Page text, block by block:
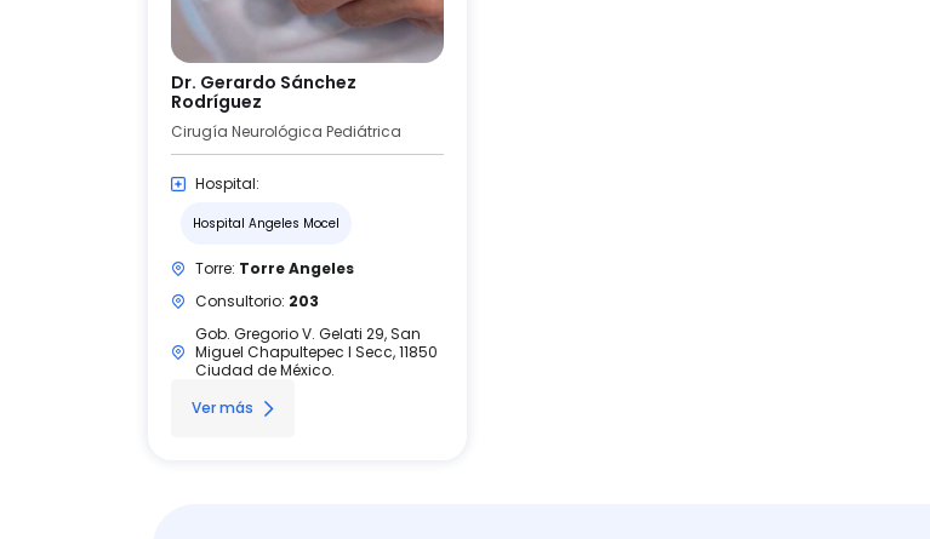
Dr. Gerardo Sánchez
Rodríguez
Cirugía Neurológica Pediátrica
Hospital:
Hospital Angeles Mocel
Torre: Torre Angeles
Consultorio: 203
Gob. Gregorio V. Gelati 29, San
Miguel Chapultepec I Secc, 11850
Ciudad de México.
Ver más